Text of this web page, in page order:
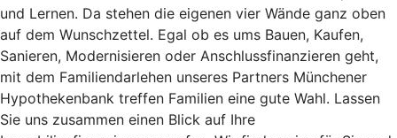
und Lernen. Da stehen die eigenen vier Wände ganz oben
auf dem Wunschzettel. Egal ob es ums Bauen, Kaufen,
Sanieren, Modernisieren oder Anschlussfinanzieren geht,
mit dem Familiendarlehen unseres Partners Münchener
Hypothekenbank treffen Familien eine gute Wahl. Lassen
Sie uns zusammen einen Blick auf Ihre